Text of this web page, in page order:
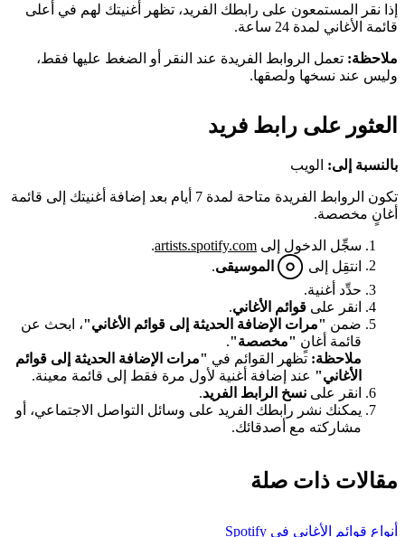
إذا نقر المستمعون على رابطك الفريد، تظهر أغنيتك لهم في أعلى
قائمة الأغاني لمدة 24 ساعة.
ملاحظة: تعمل الروابط الفريدة عند النقر أو الضغط عليها فقط،
وليس عند نسخها ولصقها.
العثور على رابط فريد
بالنسبة إلى: الويب
تكون الروابط الفريدة متاحة لمدة 7 أيام بعد إضافة أغنيتك إلى قائمة
أغانٍ مخصصة.
سجِّل الدخول إلى artists.spotify.com
.
انتقِل إلى
الموسيقى
حدِّد أغنية.
انقر على قوائم الأغاني.
ضمن "مرات الإضافة الحديثة إلى قوائم الأغاني"، ابحث عن
قائمة أغانٍ "مخصصة".
ملاحظة: تظهر القوائم في "مرات الإضافة الحديثة إلى قوائم
الأغاني" عند إضافة أغنية لأول مرة فقط إلى قائمة معينة.
انقر على نسخ الرابط الفريد.
يمكنك نشر رابطك الفريد على وسائل التواصل الاجتماعي، أو
مشاركته مع أصدقائك.
مقالات ذات صلة
أنواع قوائم الأغاني في Spotify